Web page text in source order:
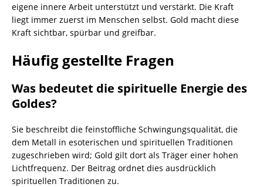
eigene innere Arbeit unterstützt und verstärkt. Die Kraft
liegt immer zuerst im Menschen selbst. Gold macht diese
Kraft sichtbar, spürbar und greifbar.
Häufig gestellte Fragen
Was bedeutet die spirituelle Energie des
Goldes?
Sie beschreibt die feinstoffliche Schwingungsqualität, die
dem Metall in esoterischen und spirituellen Traditionen
zugeschrieben wird; Gold gilt dort als Träger einer hohen
Lichtfrequenz. Der Beitrag ordnet dies ausdrücklich
spirituellen Traditionen zu.